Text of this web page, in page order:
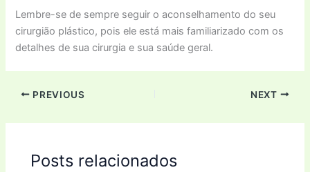
Lembre-se de sempre seguir o aconselhamento do seu
cirurgião plástico, pois ele está mais familiarizado com os
detalhes de sua cirurgia e sua saúde geral.
PREVIOUS NEXT
Posts relacionados